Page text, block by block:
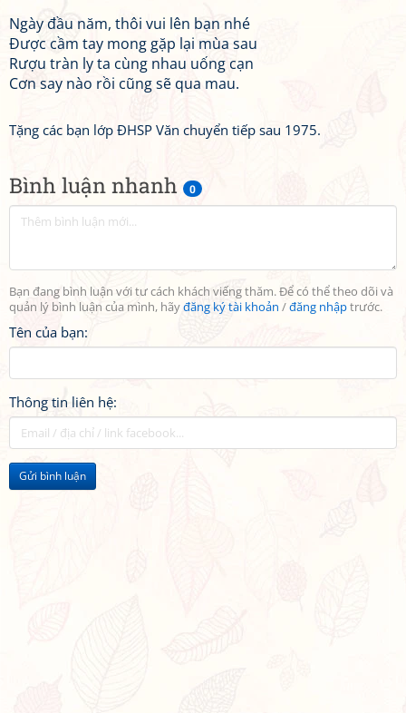
Bình luận nhanh 0
Bạn đang bình luận với tư cách khách viếng thăm. Để có thể theo dõi và
quản lý bình luận của mình, hãyđăng ký tài khoản /đăng nhậptrước.
Tên của bạn:
Thông tin liên hệ:
Gửi bình luận
Ngày đầu năm, thôi vui lên bạn nhé
Được cầm tay mong gặp lại mùa sau
Rượu tràn ly ta cùng nhau uống cạn
Cơn say nào rồi cũng sẽ qua mau.
Tặng các bạn lớp ĐHSP Văn chuyển tiếp sau 1975.